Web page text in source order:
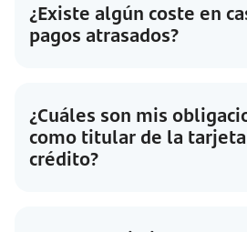
¿Existe algún coste en
pagos atrasados?
¿Cuáles son mis
como titular de la
crédito?